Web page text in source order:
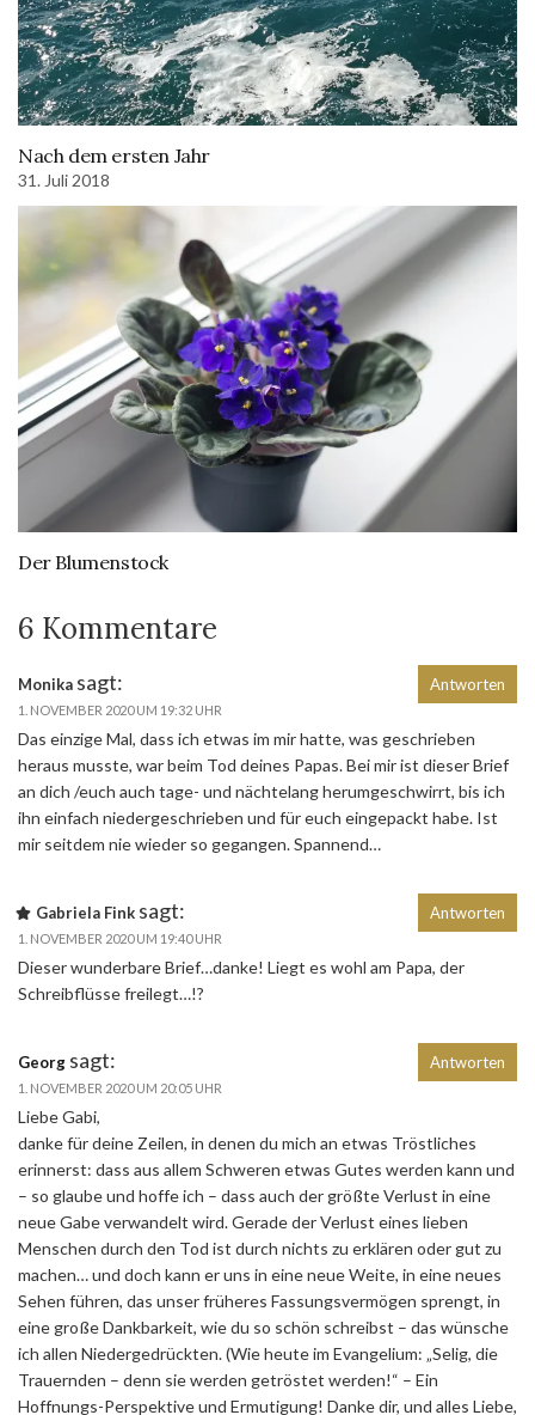
Nach dem ersten Jahr
31. Juli 2018
Der Blumenstock
6 Kommentare
Monika sagt:
1. NOVEMBER 2020 UM 19:32 UHR
Das einzige Mal, dass ich etwas im mir hatte, was geschrieben
heraus musste, war beim Tod deines Papas. Bei mir ist dieser Brief
an dich /euch auch tage- und nächtelang herumgeschwirrt, bis ich
ihn einfach niedergeschrieben und für euch eingepackt habe. Ist
mir seitdem nie wieder so gegangen. Spannend…
Antworten
Gabriela Fink sagt:
1. NOVEMBER 2020 UM 19:40 UHR
Dieser wunderbare Brief…danke! Liegt es wohl am Papa, der
Schreibflüsse freilegt…!?
Antworten
Georg sagt:
1. NOVEMBER 2020 UM 20:05 UHR
Liebe Gabi,
danke für deine Zeilen, in denen du mich an etwas Tröstliches
erinnerst: dass aus allem Schweren etwas Gutes werden kann und
– so glaube und hoffe ich – dass auch der größte Verlust in eine
neue Gabe verwandelt wird. Gerade der Verlust eines lieben
Menschen durch den Tod ist durch nichts zu erklären oder gut zu
machen… und doch kann er uns in eine neue Weite, in eine neues
Sehen führen, das unser früheres Fassungsvermögen sprengt, in
eine große Dankbarkeit, wie du so schön schreibst – das wünsche
ich allen Niedergedrückten. (Wie heute im Evangelium: „Selig, die
Trauernden – denn sie werden getröstet werden!“ – Ein
Hoffnungs-Perspektive und Ermutigung! Danke dir, und alles Liebe,
Antworten